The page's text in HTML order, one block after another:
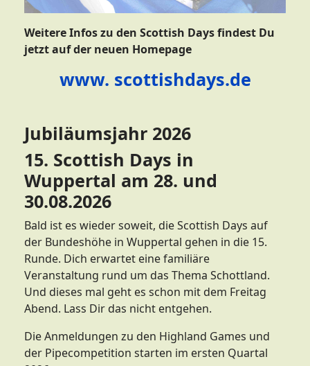
Weitere Infos zu den Scottish Days findest Du
jetzt auf der neuen Homepage
www. scottishdays.de
Jubiläumsjahr 2026
15. Scottish Days in
Wuppertal am 28. und
30.08.2026
Bald ist es wieder soweit, die Scottish Days auf
der Bundeshöhe in Wuppertal gehen in die 15.
Runde. Dich erwartet eine familiäre
Veranstaltung rund um das Thema Schottland.
Und dieses mal geht es schon mit dem Freitag
Abend. Lass Dir das nicht entgehen.
Die Anmeldungen zu den Highland Games und
der Pipecompetition starten im ersten Quartal